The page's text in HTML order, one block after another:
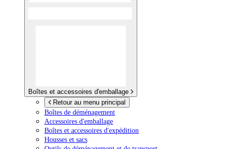
Boîtes et accessoires d'emballage
Retour au menu principal
Boîtes de déménagement
Accessoires d'emballage
Boîtes et accessoires d'expédition
Housses et sacs